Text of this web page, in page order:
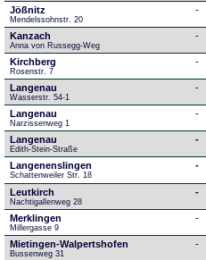
Jößnitz
Mendelssohnstr. 20
-
Kanzach
Anna von Russegg-Weg
-
Kirchberg
Rosenstr. 7
-
Langenau
Wasserstr. 54-1
-
Langenau
Narzissenweg 1
-
Langenau
Edith-Stein-Straße
-
Langenenslingen
Schattenweiler Str. 18
-
Leutkirch
Nachtigallenweg 28
-
Merklingen
Millergasse 9
-
Mietingen-Walpertshofen
Bussenweg 31
-